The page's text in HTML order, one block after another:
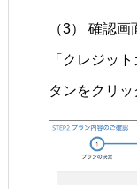
（3） 確認
「クレジッ
タンをクリッ